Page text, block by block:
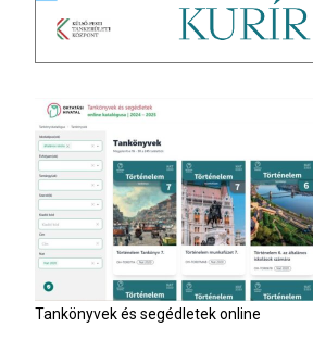
Tankönyvek és segédletek online